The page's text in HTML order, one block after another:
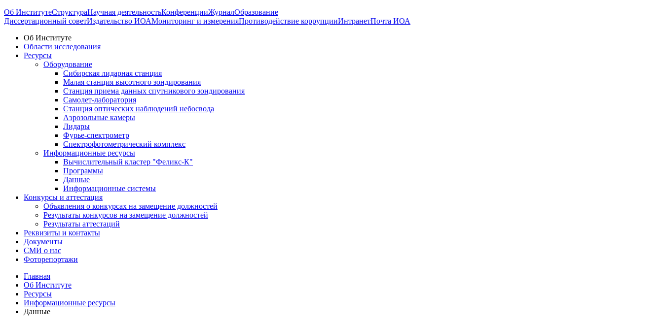
Об ИнститутеСтруктураНаучная деятельностьКонференцииЖурналОбразование
Диссертационный советИздательство ИОАМониторинг и измеренияПротиводействие коррупцииИнтранетПочта ИОА
Об Институте
Области исследования
Ресурсы
Оборудование
Сибирская лидарная станция
Малая станция высотного зондирования
Станция приема данных спутникового зондирования
Самолет-лаборатория
Станция оптических наблюдений небосвода
Аэрозольные камеры
Лидары
Фурье-спектрометр
Спектрофотометрический комплекс
Информационные ресурсы
Вычислительный кластер "Феликс-К"
Программы
Данные
Информационные системы
Конкурсы и аттестация
Объявления о конкурсах на замещение должностей
Результаты конкурсов на замещение должностей
Результаты аттестаций
Реквизиты и контакты
Документы
СМИ о нас
Фоторепортажи
Главная
Об Институте
Ресурсы
Информационные ресурсы
Данные